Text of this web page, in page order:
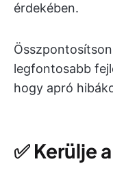
érdekében.
legfontosabb
hogy apró
✅ Kerülje